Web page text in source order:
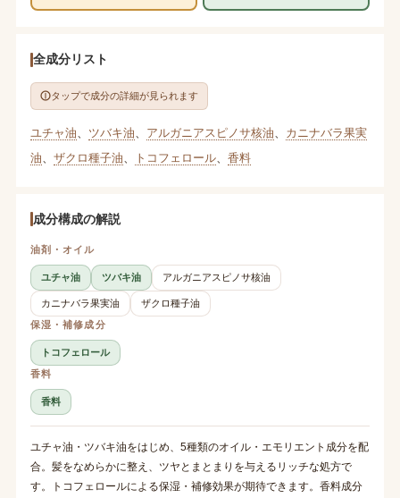
全成分リスト
タップで成分の詳細が見られます
ユチャ油 ツバキ油 アルガニアスピノサ核油
カニナバラ果実
油
ザクロ種子油 トコフェロール、 香料
成分構成の解説
油剤・オイル
ユチャ油 ツバキ油 アルガニアスピノサ核油
カニナバラ果実油
ザクロ種子油
保湿・補修成分
トコフェロール
香料
香料
ユチャ油・ツバキ油をはじめ、5種類のオイル・エモリエント成分を配
合。髪をなめらかに整え、ツヤとまとまりを与えるリッチな処方で
す。トコフェロールによる保湿・補修効果が期待できます。香料成分